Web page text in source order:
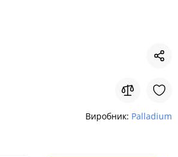
Виробник: Palladium